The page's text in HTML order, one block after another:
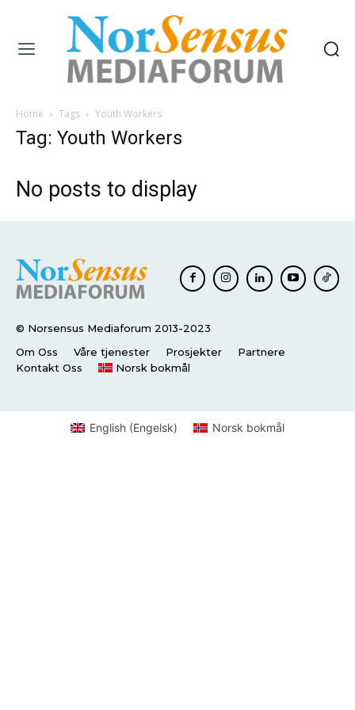
Home Tags Youth Workers
Tag: Youth Workers
No posts to display
© Norsensus Mediaforum 2013-2023
Om Oss
Våre tjenester Prosjekter
Partnere
Kontakt Oss
Norsk bokmål
English (Engelsk) Norsk bokmål